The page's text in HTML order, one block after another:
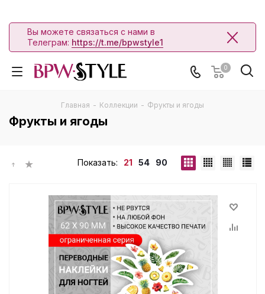
Вы можете связаться с нами в
Телеграм: https://t.me/bpwstyle1
0
Главная - Коллекции - Фрукты и ягоды
Фрукты и ягоды
Показать: 21 54 90